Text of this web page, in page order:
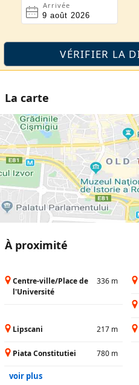
Arrivée
La carte
À proximité
Centre-ville/Place de
l'Université
336 m
Lipscani 217 m
Piata Constitutiei 780 m
voir plus